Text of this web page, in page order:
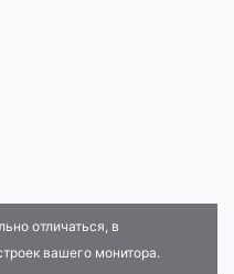
отличаться, в
вашего монитора.